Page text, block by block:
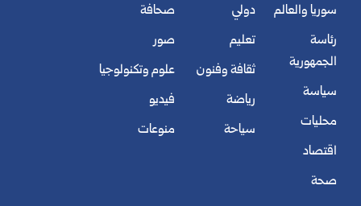
سوريا والعالم
رئاسة
الجمهورية
سياسة
محليات
اقتصاد
صحة
دولي
تعليم
ثقافة وفنون
رياضة
سياحة
صحافة
صور
علوم وتكنولوجيا
فيديو
منوعات